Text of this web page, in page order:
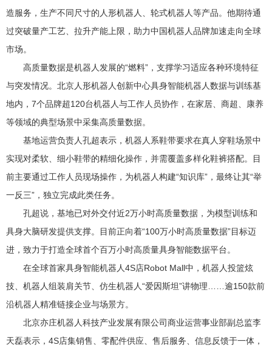
造服务，生产不同尺寸的人形机器人、轮式机器人等产品。他期待通
过突破量产工艺、拉升产能上限，助力中国机器人品牌加速走向全球
市场。
高质量数据是机器人发展的“燃料”，支撑学习适应各种环境特征
与突发情况。北京人形机器人创新中心具身智能机器人数据与训练基
地内，7个品牌超120台机器人与工作人员协作，在家居、商超、康养
等领域的典型场景中采集高质量数据。
基地运营负责人孔超表示，机器人系鞋带要求在真人穿鞋场景中
实现对柔软、细小鞋带的精细化操作，并需覆盖多样化鞋裤搭配。目
前主要通过工作人员现场操作，为机器人构建“知识库”，最终让其“举
一反三”，独立完成此类任务。
孔超说，基地已对外交付近2万小时高质量数据，为模型训练和
具身大脑研发提供支撑。目前正向着“100万小时高质量数据”目标迈
进，致力于打造全球首个百万小时高质量具身智能数据平台。
在全球首家具身智能机器人4S店Robot Mall中，机器人投篮炫
技、机器人组装肩关节、仿生机器人“爱因斯坦”讲物理……逾150款前
沿机器人精准链接企业与场景方。
北京亦庄机器人科技产业发展有限公司商业运营事业部副总监李
天磊表示，4S店集销售、零配件供应、售后服务、信息反馈于一体，